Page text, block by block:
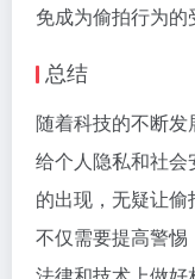
免成为偷拍行为的
总结
随着科技的不断发
给个人隐私和社
的出现，无疑让
不仅需要提高警